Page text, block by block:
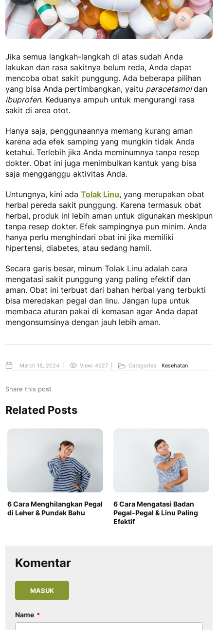
Jika semua langkah-langkah di atas sudah Anda
lakukan dan rasa sakitnya belum reda, Anda dapat
mencoba obat sakit punggung. Ada beberapa pilihan
yang bisa Anda pertimbangkan, yaitu paracetamoldan
ibuprofen. Keduanya ampuh untuk mengurangi rasa
sakit di area otot.
Hanya saja, penggunaannya memang kurang aman
karena ada efek samping yang mungkin tidak Anda
ketahui. Terlebih jika Anda meminumnya tanpa resep
dokter. Obat ini juga menimbulkan kantuk yang bisa
saja mengganggu aktivitas Anda.
Untungnya, kini ada Tolak Linu, yang merupakan obat
herbal pereda sakit punggung. Karena termasuk obat
herbal, produk ini lebih aman untuk digunakan meskipun
tanpa resep dokter. Efek sampingnya pun minim. Anda
hanya perlu menghindari obat ini jika memiliki
hipertensi, diabetes, atau sedang hamil.
Secara garis besar, minum Tolak Linu adalah cara
mengatasi sakit punggung yang paling efektif dan
aman. Obat ini terbuat dari bahan herbal yang terbukti
bisa meredakan pegal dan linu. Jangan lupa untuk
membaca aturan pakai di kemasan agar Anda dapat
mengonsumsinya dengan jauh lebih aman.
March 18, 2024 View: 4527 Categories: Kesehatan
Share this post
Related Posts
6 Cara Menghilangkan Pegal
di Leher & Pundak Bahu
6 Cara Mengatasi Badan
Pegal-Pegal & Linu Paling
Efektif
Komentar
MASUK
Name